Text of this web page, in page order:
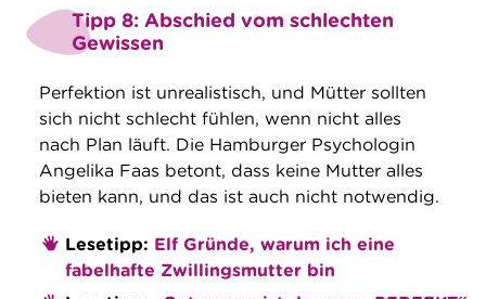
Tipp 8: Abschied vom schlechten
Gewissen
Perfektion ist unrealistisch, und Mütter sollten
sich nicht schlecht fühlen, wenn nicht alles
nach Plan läuft. Die Hamburger Psychologin
Angelika Faas betont, dass keine Mutter alles
bieten kann, und das ist auch nicht notwendig.
Lesetipp: Elf Gründe, warum ich eine
fabelhafte Zwillingsmutter bin